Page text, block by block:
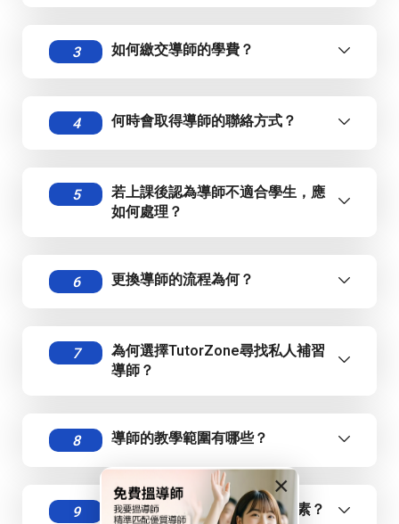
×
3 如何繳交導師的學費？
4 何時會取得導師的聯絡方式？
5
若上課後認為導師不適合學生，應
如何處理？
6 更換導師的流程為何？
7
為何選擇TutorZone尋找私人補習
導師？
8 導師的教學範圍有哪些？
9 TutorZone如何保證導師的質素？